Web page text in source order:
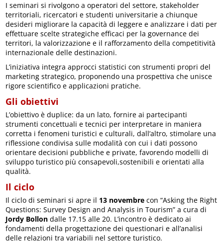
I seminari si rivolgono a operatori del settore, stakeholder
territoriali, ricercatori e studenti universitarie a chiunque
desideri migliorare la capacità di leggere e analizzare i dati per
effettuare scelte strategiche efficaci per la governance dei
territori, la valorizzazione e il rafforzamento della competitività
internazionale delle destinazioni.
L’iniziativa integra approcci statistici con strumenti propri del
marketing strategico, proponendo una prospettiva che unisce
rigore scientifico e applicazioni pratiche.
Gli obiettivi
L’obiettivo è duplice: da un lato, fornire ai partecipanti
strumenti concettuali e tecnici per interpretare in maniera
corretta i fenomeni turistici e culturali, dall’altro, stimolare una
riflessione condivisa sulle modalità con cui i dati possono
orientare decisioni pubbliche e private, favorendo modelli di
sviluppo turistico più consapevoli,sostenibili e orientati alla
qualità.
Il ciclo
Il ciclo di seminari si apre il 13 novembre con “Asking the Right
Questions: Survey Design and Analysis in Tourism” a cura di
Jordy Bollon dalle 17.15 alle 20. L’incontro è dedicato ai
fondamenti della progettazione dei questionari e all’analisi
delle relazioni tra variabili nel settore turistico.